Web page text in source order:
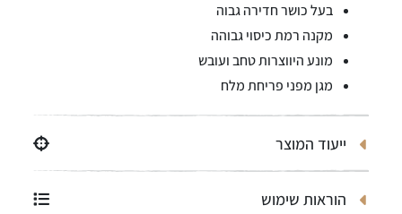
בעל כושר חדירה גבוה
מקנה רמת כיסוי גבוהה
מונע היווצרות טחב ועובש
מגן מפני פריחת מלח
ייעוד המוצר
הוראות שימוש